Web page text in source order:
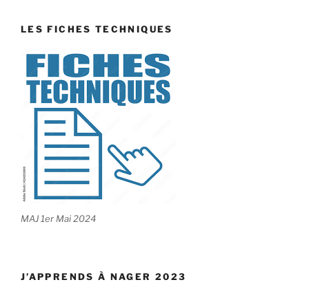
LES FICHES TECHNIQUES
MAJ 1er Mai 2024
J’APPRENDS À NAGER 2023